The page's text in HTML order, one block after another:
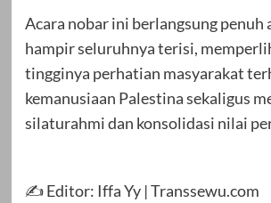
Acara nobar ini berlangsung penuh
hampir seluruhnya terisi,
tingginya perhatian masyarakat
kemanusiaan Palestina sekaligus
silaturahmi dan konsolidasi nilai
✍️ Editor: Iffa Yy | Transsewu.com